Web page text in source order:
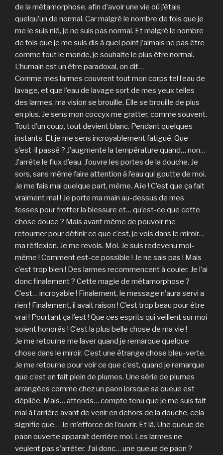
de la métamorphose, afin d’avoir une vie où j’étais
quelqu’un de normal. Car malgré le nombre de fois que je
me le suis nié, je ne suis pas normal. Et malgré le nombre
de fois que je me suis dis à quel point j’aimais ne pas être
comme tout le monde, je souhaite le plus être normal.
L’humain est un être paradoxal, on dit…
Comme mes larmes couvrent tout mon corps tel l’eau de
lavage, et que l’eau de lavage sort de mes yeux telles
des larmes, ma vision se brouille. Elle se brouille de plus
en plus. Je sens mon coccyx me gratter, comme souvent.
Tout d’un coup, tout devient blanc. Pendant quelques
instants. Et je me sens incroyablement fatigué. Que
s’est-il passé ? J’augmente la température quand… non…
J’arrête le flux d’eau. J’ouvre les portes de la douche. Je
sors, sans même faire attention à l’eau qui goutte de moi.
Je me fais mal quelque part, même. Aïe ! C’est que ça fait
vraiment mal ! Je porte ma main au-dessus de mes
fesses pour frotter la blessure et… qu’est-ce que cette
chose douce ? Mais avant même de pouvoir me
retourner pour définir ce que c’est, je vois dans le miroir…
ma réflexion. Je me revois. Moi. Je suis redevenu moi-
même ! Comment est-ce possible ! Je ne sais pas ! Mais
c’est trop bien ! Des larmes recommencent à couler. Je l’ai
donc finalement ? Cette magie de métamorphose ?
C’est… incroyable ! Finalement, le message n’aura servi a
rien ! Finalement, il avait raison ! C’est trop beau pour être
vrai ! Pourtant ça l’est ! Que ces esprits qui veillent sur moi
soient honorés ! C’est la plus belle chose de ma vie !
Je me retourne me laver quand je remarque quelque
chose dans le miroir. C’est une étrange chose bleu-verte.
Je me retourne pour voir ce que c’est, quand je remarque
que c’est en fait plein de plumes. Une série de plumes
arrangées comme chez un paon lorsque sa queue est
dépliée. Mais… attends… compte tenu que je me suis fait
mal à l’arrière avant de venir en dehors de la douche, cela
signifie que… Je m’efforce de l’ouvrir. Et là. Une queue de
paon ouverte apparaît derrière moi. Les larmes ne
veulent pas s’arrêter. J’ai donc… une queue de paon ?